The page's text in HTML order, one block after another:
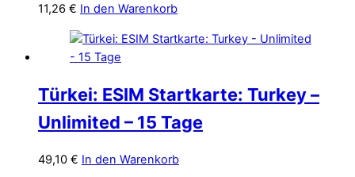
11,26 € In den Warenkorb
Türkei: ESIM Startkarte: Turkey –
Unlimited – 15 Tage
49,10 € In den Warenkorb